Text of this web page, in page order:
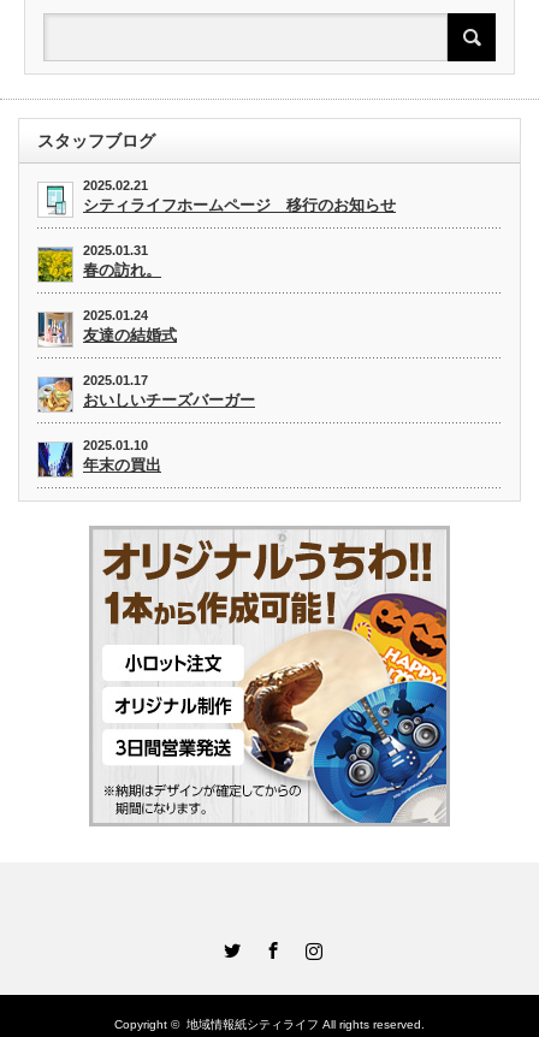
スタッフブログ
2025.02.21
シティライフホームページ 移行のお知らせ
2025.01.31
春の訪れ。
2025.01.24
友達の結婚式
2025.01.17
おいしいチーズバーガー
2025.01.10
年末の買出
Copyright © 地域情報紙シティライフ All rights reserved.